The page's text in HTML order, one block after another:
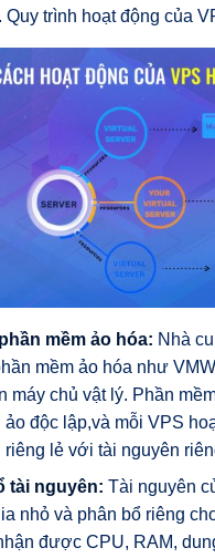
Quy trình hoạt động của
mềm ảo hóa: Nhà
mềm ảo hóa như
máy chủ vật lý. Phần
ảo độc lập,và mỗi VPS
riêng lẻ với tài nguyên
tài nguyên: Tài nguyên
nhỏ và phân bổ riêng
được CPU, RAM,